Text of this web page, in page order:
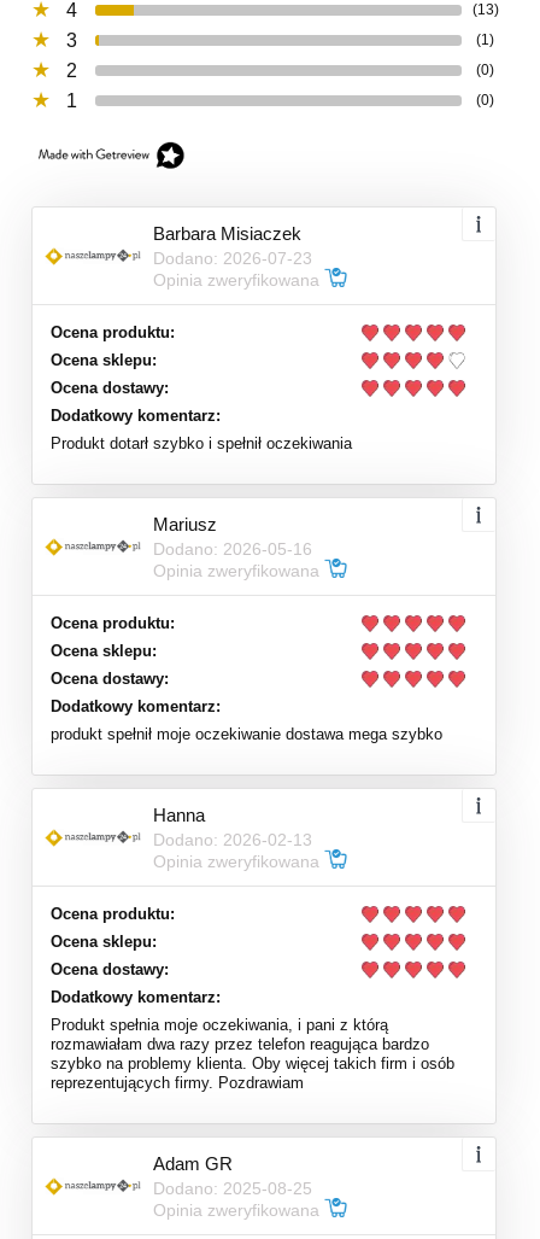
4 (13)
3 (1)
2 (0)
1 (0)
Barbara Misiaczek
Dodano: 2026-07-23
Opinia zweryfikowana
Ocena produktu:
Ocena sklepu:
Ocena dostawy:
Dodatkowy komentarz:
Produkt dotarł szybko i spełnił oczekiwania
Mariusz
Dodano: 2026-05-16
Opinia zweryfikowana
Ocena produktu:
Ocena sklepu:
Ocena dostawy:
Dodatkowy komentarz:
produkt spełnił moje oczekiwanie dostawa mega szybko
Hanna
Dodano: 2026-02-13
Opinia zweryfikowana
Ocena produktu:
Ocena sklepu:
Ocena dostawy:
Dodatkowy komentarz:
Produkt spełnia moje oczekiwania, i pani z którą
rozmawiałam dwa razy przez telefon reagująca bardzo
szybko na problemy klienta. Oby więcej takich firm i osób
reprezentujących firmy. Pozdrawiam
Adam GR
Dodano: 2025-08-25
Opinia zweryfikowana